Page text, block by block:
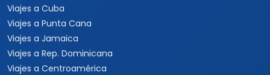
Viajes a Cuba
Viajes a Punta Cana
Viajes a Jamaica
Viajes a Rep. Dominicana
Viajes a Centroamérica